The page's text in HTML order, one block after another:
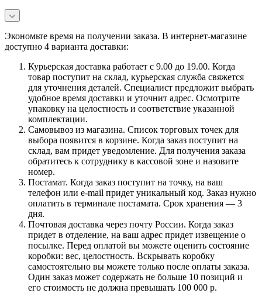
Экономьте время на получении заказа. В интернет-магазине
доступно 4 варианта доставки:
Курьерская доставка работает с 9.00 до 19.00. Когда
товар поступит на склад, курьерская служба свяжется
для уточнения деталей. Специалист предложит выбрать
удобное время доставки и уточнит адрес. Осмотрите
упаковку на целостность и соответствие указанной
комплектации.
Самовывоз из магазина. Список торговых точек для
выбора появится в корзине. Когда заказ поступит на
склад, вам придет уведомление. Для получения заказа
обратитесь к сотруднику в кассовой зоне и назовите
номер.
Постамат. Когда заказ поступит на точку, на ваш
телефон или e-mail придет уникальный код. Заказ нужно
оплатить в терминале постамата. Срок хранения — 3
дня.
Почтовая доставка через почту России. Когда заказ
придет в отделение, на ваш адрес придет извещение о
посылке. Перед оплатой вы можете оценить состояние
коробки: вес, целостность. Вскрывать коробку
самостоятельно вы можете только после оплаты заказа.
Один заказ может содержать не больше 10 позиций и
его стоимость не должна превышать 100 000 р.